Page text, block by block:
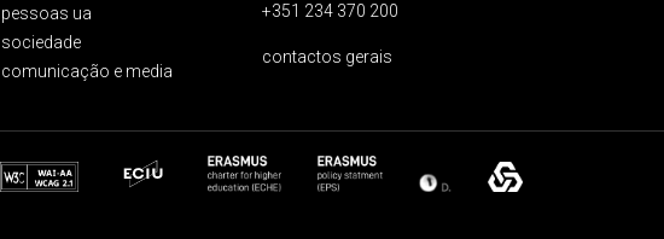
pessoas ua
sociedade
comunicação e media
+351 234 370 200
contactos gerais